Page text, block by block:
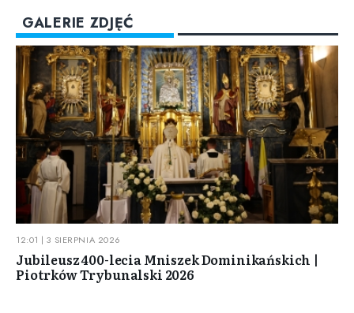
GALERIE ZDJĘĆ
12:01 | 3 SIERPNIA 2026
Jubileusz 400-lecia Mniszek Dominikańskich |
Piotrków Trybunalski 2026